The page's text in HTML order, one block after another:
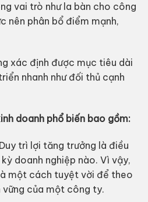
vai trò như la bàn cho công
nên phân bổ điểm mạnh,
xác định được mục tiêu dài
nhanh như đối thủ cạnh
doanh phổ biến bao gồm:
trì lợi tăng trưởng là điều
doanh nghiệp nào. Vì vậy,
một cách tuyệt vời để theo
của một công ty.